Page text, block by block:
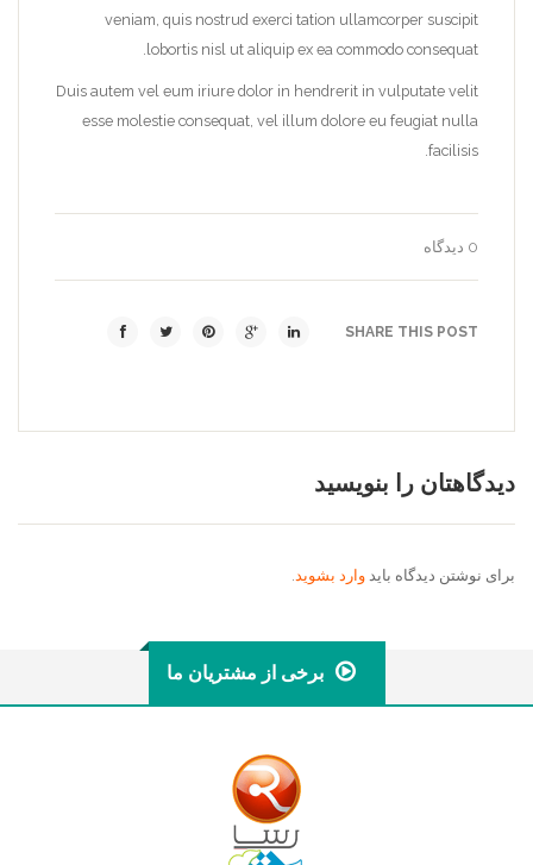
veniam, quis nostrud exerci tation ullamcorper suscipit
lobortis nisl ut aliquip ex ea commodo consequat.
Duis autem vel eum iriure dolor in hendrerit in vulputate velit
esse molestie consequat, vel illum dolore eu feugiat nulla
facilisis.
0 دیدگاه
SHARE THIS POST
دیدگاهتان را بنویسید
برای نوشتن دیدگاه باید وارد بشوید
برخی از مشتریان ما